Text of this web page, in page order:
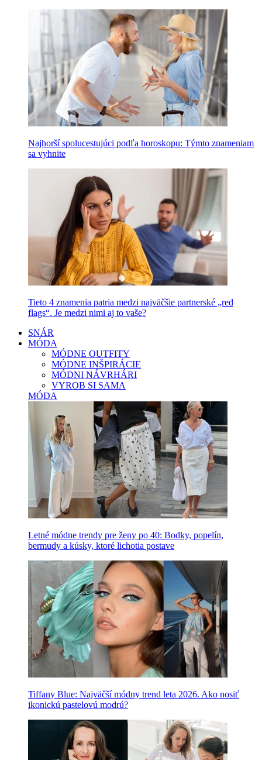
Najhorší spolucestujúci podľa horoskopu: Týmto znameniam
sa vyhnite
Tieto 4 znamenia patria medzi najväčšie partnerské „red
flags“. Je medzi nimi aj to vaše?
SNÁR
MÓDA
MÓDNE OUTFITY
MÓDNE INŠPIRÁCIE
MÓDNI NÁVRHÁRI
VYROB SI SAMA
MÓDA
Letné módne trendy pre ženy po 40: Bodky, popelín,
bermudy a kúsky, ktoré lichotia postave
Tiffany Blue: Najväčší módny trend leta 2026. Ako nosiť
ikonickú pastelovú modrú?